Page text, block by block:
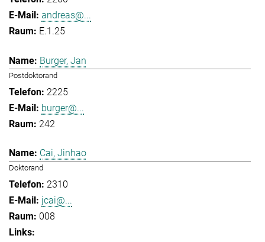
andreas@...
E.1.25
Burger, Jan
Postdoktorand
2225
burger@...
242
Cai, Jinhao
Doktorand
2310
jcai@...
008